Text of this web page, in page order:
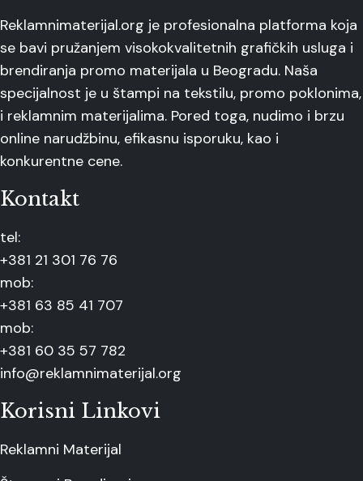
Reklamnimaterijal.org je profesionalna platforma koja
se bavi pružanjem visokokvalitetnih grafičkih usluga i
brendiranja promo materijala u Beogradu. Naša
specijalnost je u štampi na tekstilu, promo poklonima,
i reklamnim materijalima. Pored toga, nudimo i brzu
online narudžbinu, efikasnu isporuku, kao i
konkurentne cene.
Kontakt
tel:
+381 21 301 76 76
mob:
+381 63 85 41 707
mob:
+381 60 35 57 782
info@reklamnimaterijal.org
Korisni Linkovi
Reklamni Materijal